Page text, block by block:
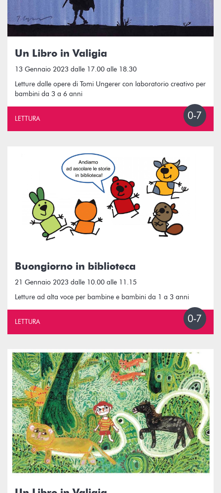
Un Libro in Valigia
13 Gennaio 2023 dalle 17.00 alle 18.30
Letture dalle opere di Tomi Ungerer con laboratorio creativo per
bambini da 3 a 6 anni
LETTURA
Buongiorno in biblioteca
21 Gennaio 2023 dalle 10.00 alle 11.15
Letture ad alta voce per bambine e bambini da 1 a 3 anni
LETTURA